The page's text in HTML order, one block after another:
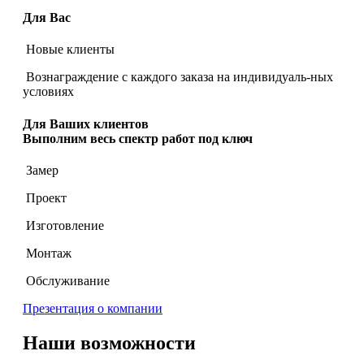
Для Вас
Новые клиенты
Вознаграждение с каждого заказа на индивидуаль-ных
условиях
Для Ваших клиентов
Выполним весь спектр работ под ключ
Замер
Проект
Изготовление
Монтаж
Обслуживание
Презентация о компании
Наши возможности